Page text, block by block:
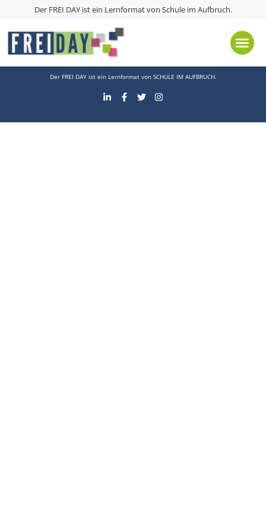
Der FREI DAY ist ein Lernformat von Schule im Aufbruch.
Schlagwort:SDG 2
Kontakt Presse
Der FREI DAY ist ein Lernformat von SCHULE IM AUFBRUCH.